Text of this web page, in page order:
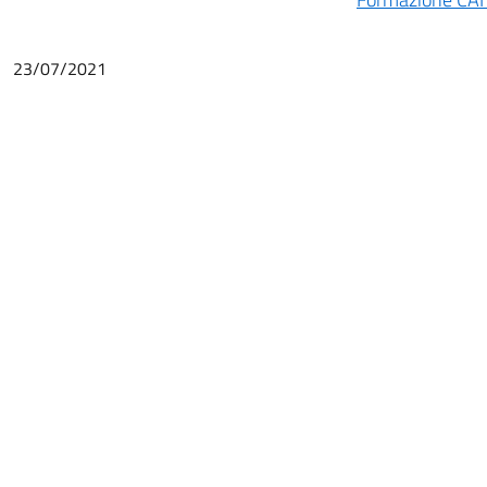
23/07/2021